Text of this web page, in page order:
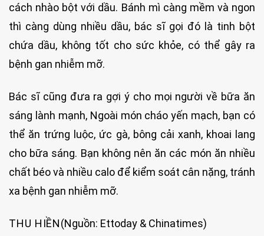
cách nhào bột với dầu. Bánh mì càng mềm và ngon
thì càng dùng nhiều dầu, bác sĩ gọi đó là tinh bột
chứa dầu, không tốt cho sức khỏe, có thể gây ra
bệnh gan nhiễm mỡ.
Bác sĩ cũng đưa ra gợi ý cho mọi người về bữa ăn
sáng lành mạnh, Ngoài món cháo yến mạch, bạn có
thể ăn trứng luộc, ức gà, bông cải xanh, khoai lang
cho bữa sáng. Bạn không nên ăn các món ăn nhiều
chất béo và nhiều calo để kiểm soát cân nặng, tránh
xa bệnh gan nhiễm mỡ.
THU HIỀN(Nguồn: Ettoday & Chinatimes)